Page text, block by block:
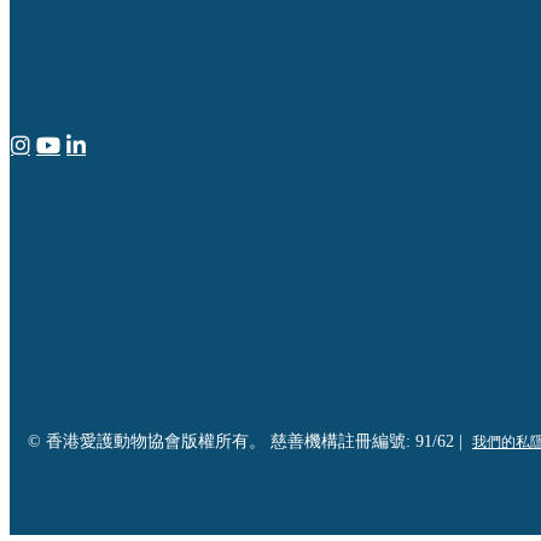
© 香港愛護動物協會版權所有。 慈善機構註冊編號: 91/62 | 我們的私